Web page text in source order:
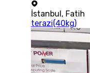
İstanbul, Fatih
terazi(40kg)